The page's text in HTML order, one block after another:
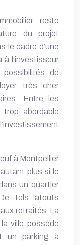
reste
du projet
le cadre d’une
à l’investisseur
possibilités de
très cher
Entre les
abordable
à Montpellier
plus si le
un quartier
tels atouts
retraités. La
ville possède
un parking à